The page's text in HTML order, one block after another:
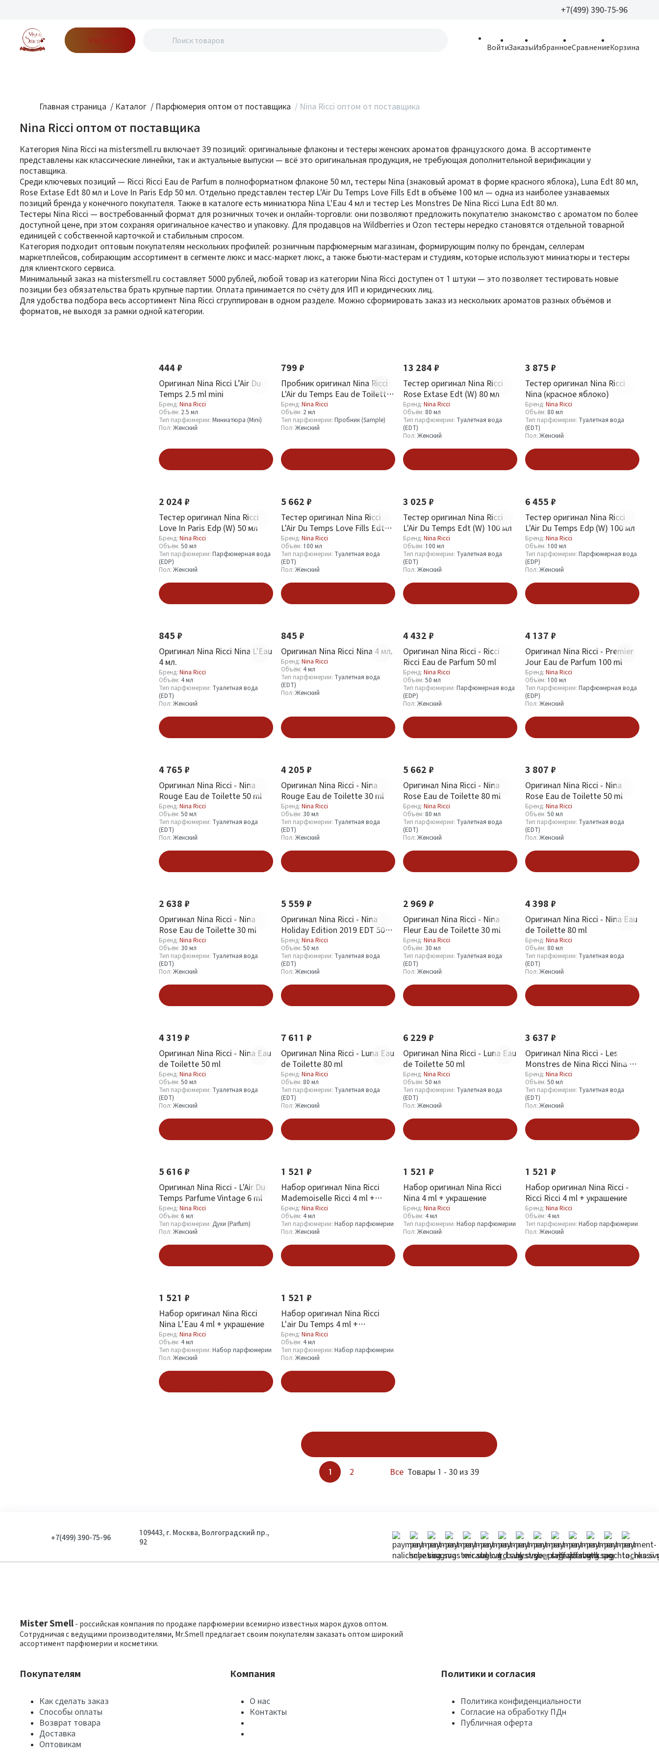
+7(499) 390-75-96
Каталог
ВойтиЗаказыИзбранноеСравнениеКорзина
Главная страница / Каталог / Парфюмерия оптом от поставщика / Nina Ricci оптом от поставщика
Nina Ricci оптом от поставщика
Категория Nina Ricci на mistersmell.ru включает 39 позиций: оригинальные флаконы и тестеры женских ароматов французского дома. В ассортименте
представлены как классические линейки, так и актуальные выпуски — всё это оригинальная продукция, не требующая дополнительной верификации у
поставщика.
Среди ключевых позиций — Ricci Ricci Eau de Parfum в полноформатном флаконе 50 мл, тестеры Nina (знаковый аромат в форме красного яблока), Luna Edt 80 мл,
Rose Extase Edt 80 мл и Love In Paris Edp 50 мл. Отдельно представлен тестер L'Air Du Temps Love Fills Edt в объёме 100 мл — одна из наиболее узнаваемых
позиций бренда у конечного покупателя. Также в каталоге есть миниатюра Nina L'Eau 4 мл и тестер Les Monstres De Nina Ricci Luna Edt 80 мл.
Тестеры Nina Ricci — востребованный формат для розничных точек и онлайн-торговли: они позволяют предложить покупателю знакомство с ароматом по более
доступной цене, при этом сохраняя оригинальное качество и упаковку. Для продавцов на Wildberries и Ozon тестеры нередко становятся отдельной товарной
единицей с собственной карточкой и стабильным спросом.
Категория подходит оптовым покупателям нескольких профилей: розничным парфюмерным магазинам, формирующим полку по брендам, селлерам
маркетплейсов, собирающим ассортимент в сегменте люкс и масс-маркет люкс, а также бьюти-мастерам и студиям, которые используют миниатюры и тестеры
для клиентского сервиса.
Минимальный заказ на mistersmell.ru составляет 5000 рублей, любой товар из категории Nina Ricci доступен от 1 штуки — это позволяет тестировать новые
позиции без обязательства брать крупные партии. Оплата принимается по счёту для ИП и юридических лиц.
Для удобства подбора весь ассортимент Nina Ricci сгруппирован в одном разделе. Можно сформировать заказ из нескольких ароматов разных объёмов и
форматов, не выходя за рамки одной категории.
444 ₽
Оригинал Nina Ricci L’Air Du
Temps 2.5 ml mini
Бренд: Nina Ricci
Объём: 2.5 мл
Тип парфюмерии: Миниатюра (Mini)
Пол: Женский
799 ₽
Пробник оригинал Nina Ricci
L'Air du Temps Eau de Toilette
2 ml
Бренд: Nina Ricci
Объём: 2 мл
Тип парфюмерии: Пробник (Sample)
Пол: Женский
13 284 ₽
Тестер оригинал Nina Ricci
Rose Extase Edt (W) 80 мл
Бренд: Nina Ricci
Объём: 80 мл
Тип парфюмерии: Туалетная вода
(EDT)
Пол: Женский
3 875 ₽
Тестер оригинал Nina Ricci
Nina (красное яблоко)
Бренд: Nina Ricci
Объём: 80 мл
Тип парфюмерии: Туалетная вода
(EDT)
Пол: Женский
2 024 ₽
Тестер оригинал Nina Ricci
Love In Paris Edp (W) 50 мл
Бренд: Nina Ricci
Объём: 50 мл
Тип парфюмерии: Парфюмерная вода
(EDP)
Пол: Женский
5 662 ₽
Тестер оригинал Nina Ricci
L'Air Du Temps Love Fills Edt
(W) 100 мл
Бренд: Nina Ricci
Объём: 100 мл
Тип парфюмерии: Туалетная вода
(EDT)
Пол: Женский
3 025 ₽
Тестер оригинал Nina Ricci
L'Air Du Temps Edt (W) 100 мл
Бренд: Nina Ricci
Объём: 100 мл
Тип парфюмерии: Туалетная вода
(EDT)
Пол: Женский
6 455 ₽
Тестер оригинал Nina Ricci
L'Air Du Temps Edp (W) 100 мл
Бренд: Nina Ricci
Объём: 100 мл
Тип парфюмерии: Парфюмерная вода
(EDP)
Пол: Женский
845 ₽
Оригинал Nina Ricci Nina L'Eau
4 мл.
Бренд: Nina Ricci
Объём: 4 мл
Тип парфюмерии: Туалетная вода
(EDT)
Пол: Женский
845 ₽
Оригинал Nina Ricci Nina 4 мл.
Бренд: Nina Ricci
Объём: 4 мл
Тип парфюмерии: Туалетная вода
(EDT)
Пол: Женский
4 432 ₽
Оригинал Nina Ricci - Ricci
Ricci Eau de Parfum 50 ml
Бренд: Nina Ricci
Объём: 50 мл
Тип парфюмерии: Парфюмерная вода
(EDP)
Пол: Женский
4 137 ₽
Оригинал Nina Ricci - Premier
Jour Eau de Parfum 100 ml
Бренд: Nina Ricci
Объём: 100 мл
Тип парфюмерии: Парфюмерная вода
(EDP)
Пол: Женский
4 765 ₽
Оригинал Nina Ricci - Nina
Rouge Eau de Toilette 50 ml
Бренд: Nina Ricci
Объём: 50 мл
Тип парфюмерии: Туалетная вода
(EDT)
Пол: Женский
4 205 ₽
Оригинал Nina Ricci - Nina
Rouge Eau de Toilette 30 ml
Бренд: Nina Ricci
Объём: 30 мл
Тип парфюмерии: Туалетная вода
(EDT)
Пол: Женский
5 662 ₽
Оригинал Nina Ricci - Nina
Rose Eau de Toilette 80 ml
Бренд: Nina Ricci
Объём: 80 мл
Тип парфюмерии: Туалетная вода
(EDT)
Пол: Женский
3 807 ₽
Оригинал Nina Ricci - Nina
Rose Eau de Toilette 50 ml
Бренд: Nina Ricci
Объём: 50 мл
Тип парфюмерии: Туалетная вода
(EDT)
Пол: Женский
2 638 ₽
Оригинал Nina Ricci - Nina
Rose Eau de Toilette 30 ml
Бренд: Nina Ricci
Объём: 30 мл
Тип парфюмерии: Туалетная вода
(EDT)
Пол: Женский
5 559 ₽
Оригинал Nina Ricci - Nina
Holiday Edition 2019 EDT 50
ml
Бренд: Nina Ricci
Объём: 50 мл
Тип парфюмерии: Туалетная вода
(EDT)
Пол: Женский
2 969 ₽
Оригинал Nina Ricci - Nina
Fleur Eau de Toilette 30 ml
Бренд: Nina Ricci
Объём: 30 мл
Тип парфюмерии: Туалетная вода
(EDT)
Пол: Женский
4 398 ₽
Оригинал Nina Ricci - Nina Eau
de Toilette 80 ml
Бренд: Nina Ricci
Объём: 80 мл
Тип парфюмерии: Туалетная вода
(EDT)
Пол: Женский
4 319 ₽
Оригинал Nina Ricci - Nina Eau
de Toilette 50 ml
Бренд: Nina Ricci
Объём: 50 мл
Тип парфюмерии: Туалетная вода
(EDT)
Пол: Женский
7 611 ₽
Оригинал Nina Ricci - Luna Eau
de Toilette 80 ml
Бренд: Nina Ricci
Объём: 80 мл
Тип парфюмерии: Туалетная вода
(EDT)
Пол: Женский
6 229 ₽
Оригинал Nina Ricci - Luna Eau
de Toilette 50 ml
Бренд: Nina Ricci
Объём: 50 мл
Тип парфюмерии: Туалетная вода
(EDT)
Пол: Женский
3 637 ₽
Оригинал Nina Ricci - Les
Monstres de Nina Ricci Nina 50
ml
Бренд: Nina Ricci
Объём: 50 мл
Тип парфюмерии: Туалетная вода
(EDT)
Пол: Женский
5 616 ₽
Оригинал Nina Ricci - L'Air Du
Temps Parfume Vintage 6 ml
Бренд: Nina Ricci
Объём: 6 мл
Тип парфюмерии: Духи (Parfum)
Пол: Женский
1 521 ₽
Набор оригинал Nina Ricci
Mademoiselle Ricci 4 ml +
украшение
Бренд: Nina Ricci
Объём: 4 мл
Тип парфюмерии: Набор парфюмерии
Пол: Женский
1 521 ₽
Набор оригинал Nina Ricci
Nina 4 ml + украшение
Бренд: Nina Ricci
Объём: 4 мл
Тип парфюмерии: Набор парфюмерии
Пол: Женский
1 521 ₽
Набор оригинал Nina Ricci -
Ricci Ricci 4 ml + украшение
Бренд: Nina Ricci
Объём: 4 мл
Тип парфюмерии: Набор парфюмерии
Пол: Женский
1 521 ₽
Набор оригинал Nina Ricci
Nina L’Eau 4 ml + украшение
Бренд: Nina Ricci
Объём: 4 мл
Тип парфюмерии: Набор парфюмерии
Пол: Женский
1 521 ₽
Набор оригинал Nina Ricci
L'air Du Temps 4 ml +
украшение
Бренд: Nina Ricci
Объём: 4 мл
Тип парфюмерии: Набор парфюмерии
Пол: Женский
1 2 Все Товары 1 - 30 из 39
+7(499) 390-75-96
109443, г. Москва, Волгоградский пр.,
92
Mister Smell - российская компания по продаже парфюмерии всемирно известных марок духов оптом.
Сотрудничая с ведущими производителями, Mr.Smell предлагает своим покупателям заказать оптом широкий
ассортимент парфюмерии и косметики.
Покупателям
Как сделать заказ
Способы оплаты
Возврат товара
Доставка
Оптовикам
Компания
О нас
Контакты
Политики и согласия
Политика конфиденциальности
Согласие на обработку ПДн
Публичная оферта